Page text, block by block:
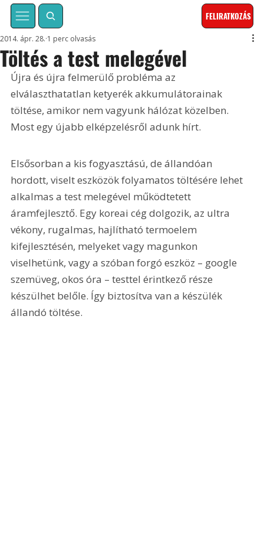
FELIRATKOZÁS
Töltés a test melegével
2014. ápr. 28. 1 perc olvasás
Újra és újra felmerülő probléma az
elválaszthatatlan ketyerék akkumulátorainak
töltése, amikor nem vagyunk hálózat közelben.
Most egy újabb elképzelésről adunk hírt.
Elsősorban a kis fogyasztású, de állandóan
hordott, viselt eszközök folyamatos töltésére lehet
alkalmas a test melegével működtetett
áramfejlesztő. Egy koreai cég dolgozik, az ultra
vékony, rugalmas, hajlítható termoelem
kifejlesztésén, melyeket vagy magunkon
viselhetünk, vagy a szóban forgó eszköz – google
szemüveg, okos óra – testtel érintkező része
készülhet belőle. Így biztosítva van a készülék
állandó töltése.